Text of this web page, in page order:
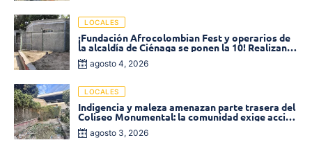
LOCALES
¡Fundación Afrocolombian Fest y operarios de
la alcaldía de Ciénaga se ponen la 10! Realizan
limpieza de la parte posterior del Coliseo
Monumental
agosto 4, 2026
LOCALES
Indigencia y maleza amenazan parte trasera del
Coliseo Monumental: la comunidad exige acción
inmediata!
agosto 3, 2026